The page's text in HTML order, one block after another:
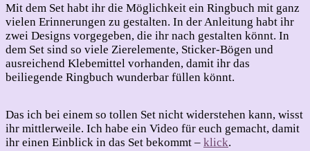
Mit dem Set habt ihr die Möglichkeit ein Ringbuch mit ganz
vielen Erinnerungen zu gestalten. In der Anleitung habt ihr
zwei Designs vorgegeben, die ihr nach gestalten könnt. In
dem Set sind so viele Zierelemente, Sticker-Bögen und
ausreichend Klebemittel vorhanden, damit ihr das
beiliegende Ringbuch wunderbar füllen könnt.
Das ich bei einem so tollen Set nicht widerstehen kann, wisst
ihr mittlerweile. Ich habe ein Video für euch gemacht, damit
ihr einen Einblick in das Set bekommt – klick.